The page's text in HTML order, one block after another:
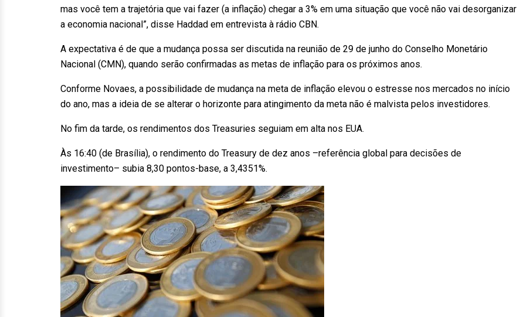
mas você tem a trajetória que vai fazer (a inflação) chegar a 3% em uma situação que você não vai desorganizar
a economia nacional”, disse Haddad em entrevista à rádio CBN.
A expectativa é de que a mudança possa ser discutida na reunião de 29 de junho do Conselho Monetário
Nacional (CMN), quando serão confirmadas as metas de inflação para os próximos anos.
Conforme Novaes, a possibilidade de mudança na meta de inflação elevou o estresse nos mercados no início
do ano, mas a ideia de se alterar o horizonte para atingimento da meta não é malvista pelos investidores.
No fim da tarde, os rendimentos dos Treasuries seguiam em alta nos EUA.
Às 16:40 (de Brasília), o rendimento do Treasury de dez anos –referência global para decisões de
investimento– subia 8,30 pontos-base, a 3,4351%.